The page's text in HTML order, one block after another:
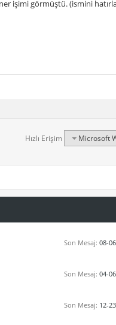
işimi görmüştü. (ismini
Hızlı Erişim Microsoft
Son Mesaj: 08-
Son Mesaj: 04-
Son Mesaj: 12-